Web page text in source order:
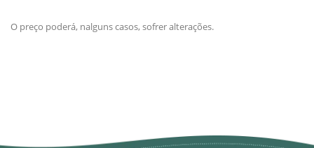
O preço poderá, nalguns casos, sofrer alterações.